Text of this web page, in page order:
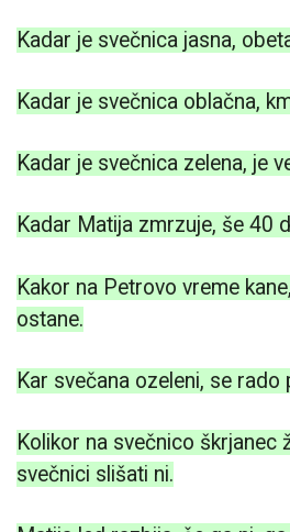
Kadar je svečnica jasna,
Kadar je svečnica oblačna,
Kadar je svečnica zelena, je
Kadar Matija zmrzuje, še 40
Kakor na Petrovo vreme
ostane.
Kar svečana ozeleni, se rado
Kolikor na svečnico škrjanec
svečnici slišati ni.